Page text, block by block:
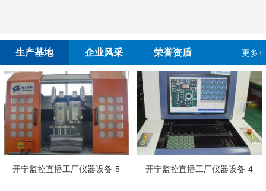
生产基地 企业风采 荣誉资质 更多+
设备-5 开宁监控直播工厂仪器设备-4 开宁慢直播工厂员